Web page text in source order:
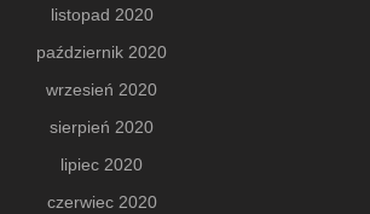
listopad 2020
październik 2020
wrzesień 2020
sierpień 2020
lipiec 2020
czerwiec 2020